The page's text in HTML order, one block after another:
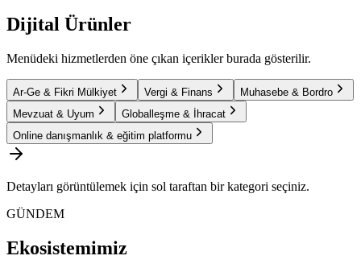
Dijital Ürünler
Menüdeki hizmetlerden öne çıkan içerikler burada gösterilir.
Ar-Ge & Fikri Mülkiyet Vergi & Finans
Muhasebe & Bordro
Mevzuat & Uyum
Globalleşme & İhracat
Online danışmanlık & eğitim platformu
Detayları görüntülemek için sol taraftan bir kategori seçiniz.
GÜNDEM
Ekosistemimiz